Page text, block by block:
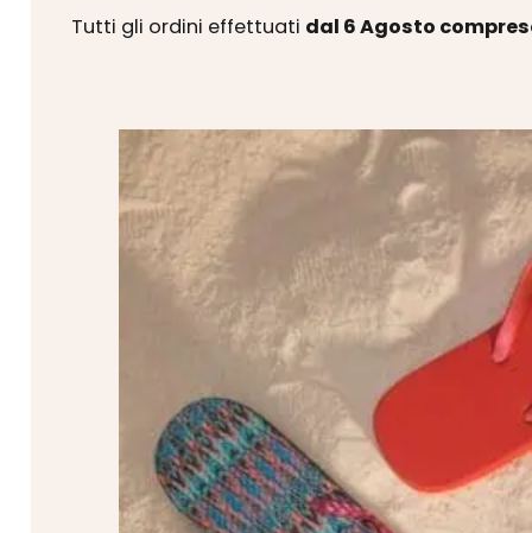
Tutti gli ordini effettuati dal 6 Agosto